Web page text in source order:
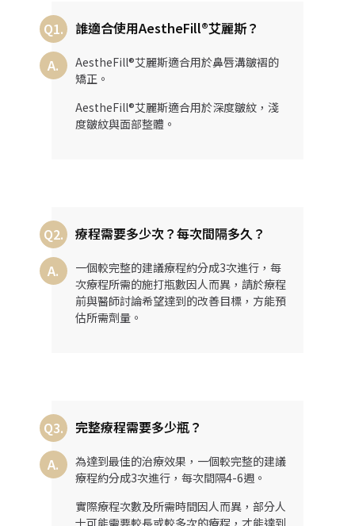
Q1.
誰適合使用AestheFill®艾麗斯？
A.
AestheFill®艾麗斯適合用於鼻唇溝皺褶的
矯正。
AestheFill®艾麗斯適合用於深度皺紋，淺
度皺紋與面部整體。
Q2.
療程需要多少次？每次間隔多久？
A.
一個較完整的建議療程約分成3次進行，每
次療程所需的施打瓶數因人而異，請於療程
前與醫師討論希望達到的改善目標，方能預
估所需劑量。
Q3.
完整療程需要多少瓶？
A.
為達到最佳的治療效果，一個較完整的建議
療程約分成3次進行，每次間隔4-6週。
實際療程次數及所需時間因人而異，部分人
士可能需要較長或較多次的療程，才能達到